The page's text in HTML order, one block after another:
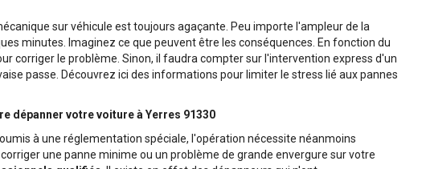
sur véhicule est toujours agaçante. Peu importe l'ampleur de la
minutes. Imaginez ce que peuvent être les conséquences. En fonction du
corriger le problème. Sinon, il faudra compter sur l'intervention express d'un
passe. Découvrez ici des informations pour limiter le stress lié aux pannes
dépanner votre voiture à Yerres 91330
à une réglementation spéciale, l'opération nécessite néanmoins
une panne minime ou un problème de grande envergure sur votre